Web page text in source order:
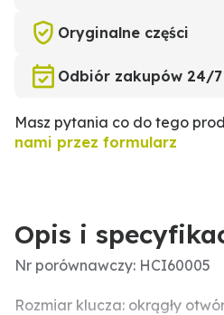
Oryginalne części
Odbiór zakupów 24/7
Masz pytania co do tego
nami przez formularz
Opis i
Nr porównawczy: HCI60005
Rozmiar klucza: okrągły